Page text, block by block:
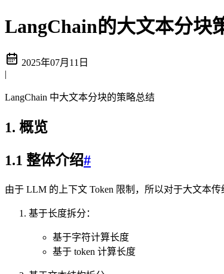
LangChain的大文本分块
2025年07月11日
|
LangChain 中大文本分块的策略总结
1. 概览
1.1 整体介绍#
由于 LLM 的上下文 Token 限制，所以对于大文本
基于长度拆分：
基于字符计算长度
基于 token 计算长度